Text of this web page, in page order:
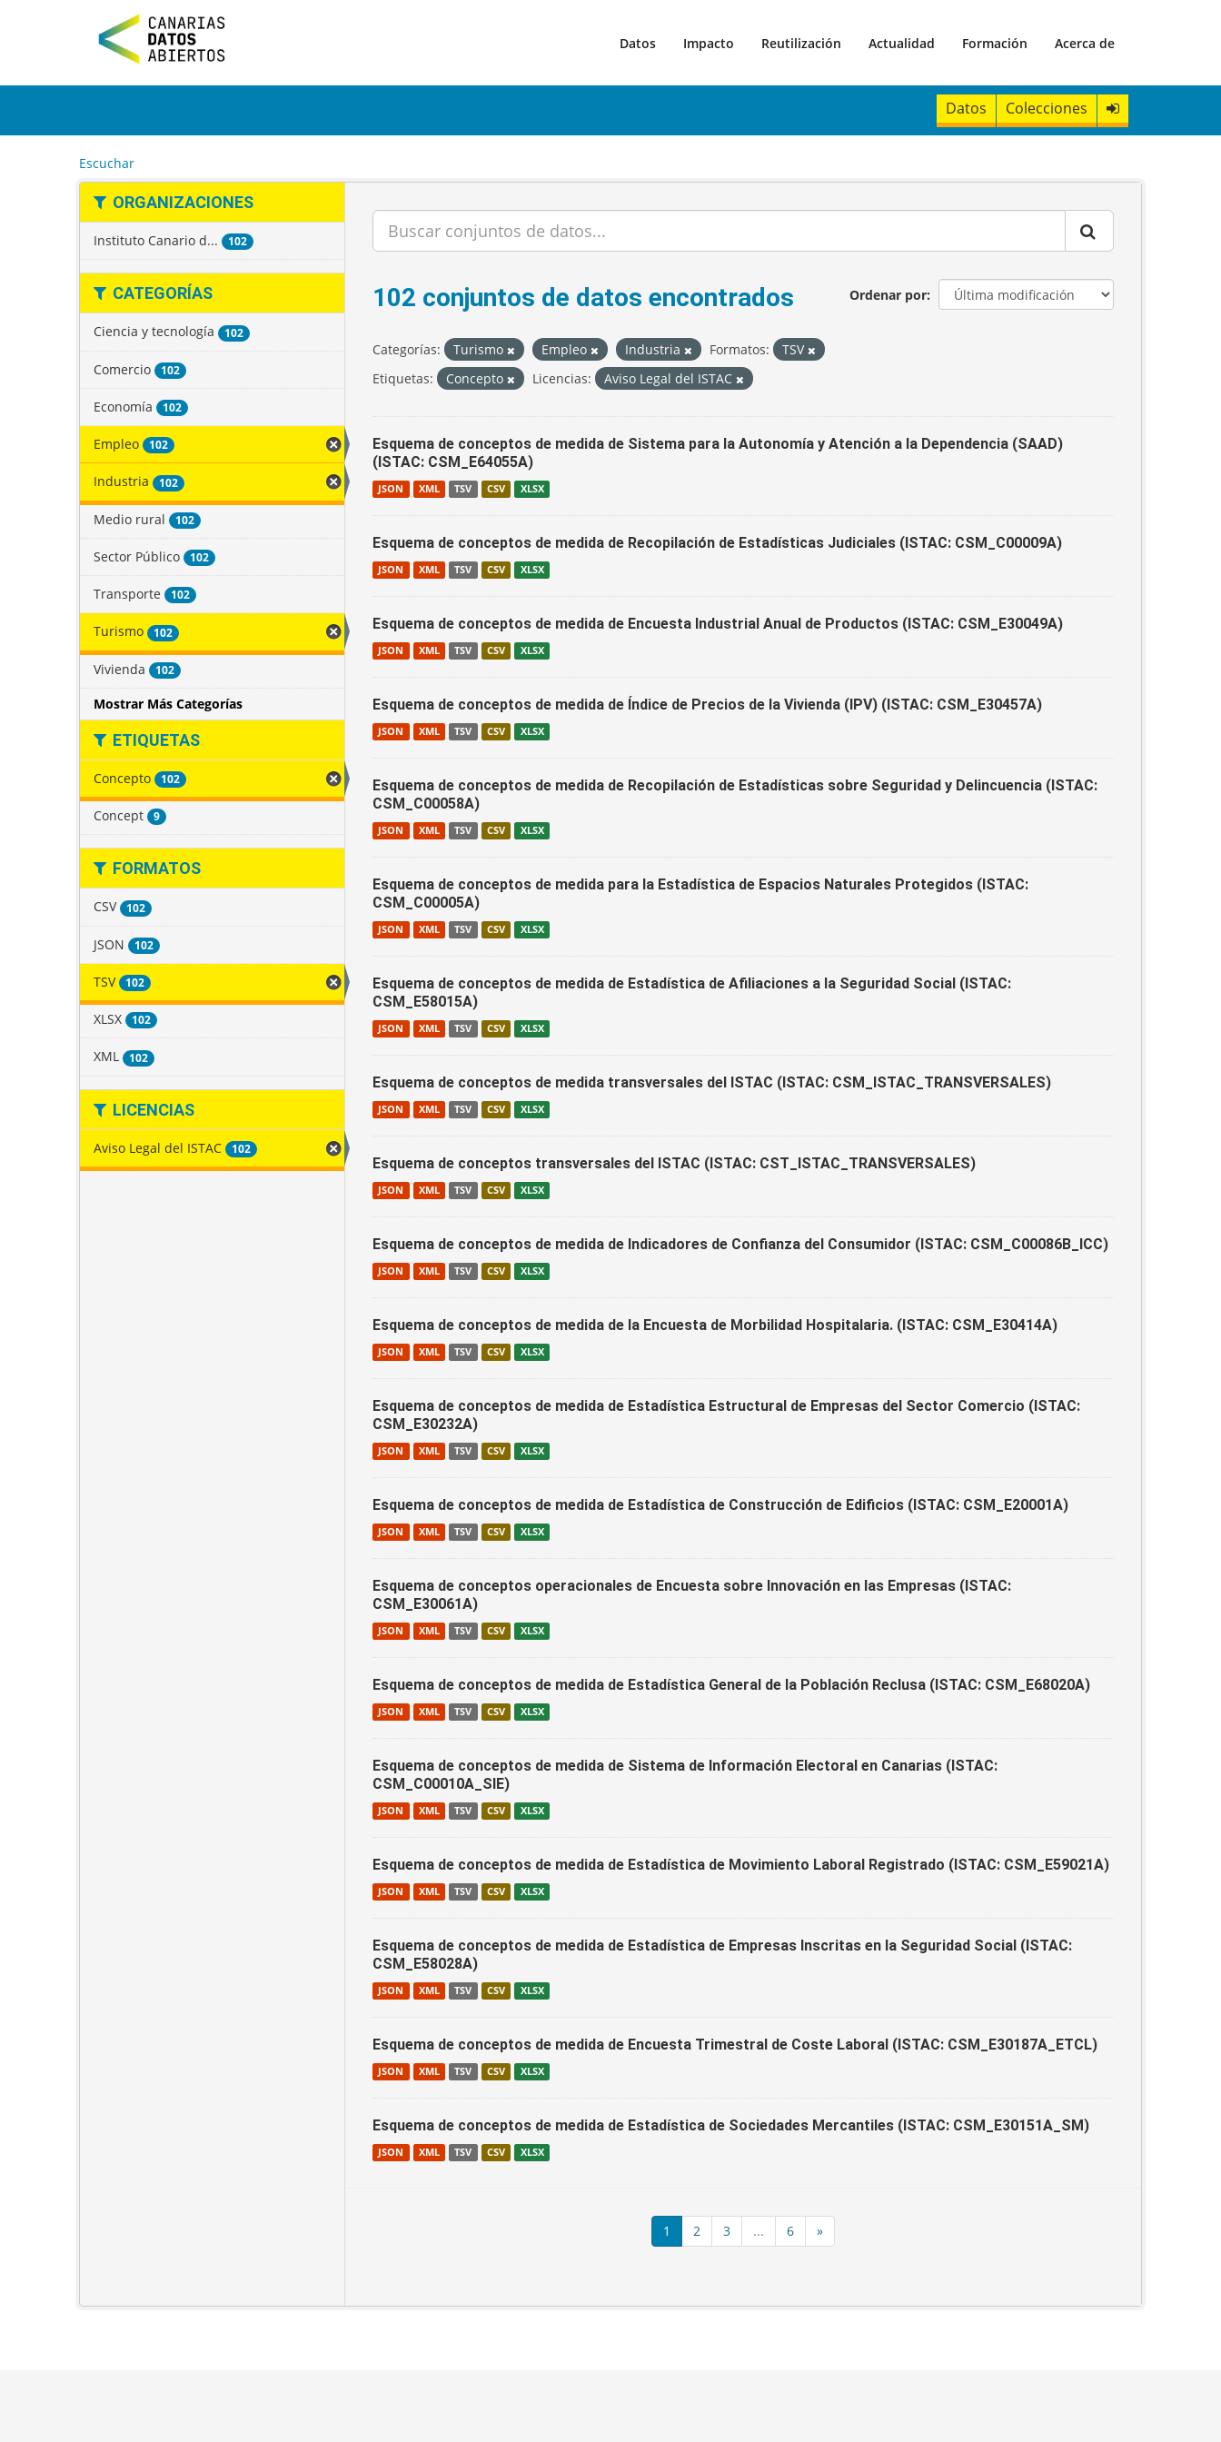
t
Datos Impacto Reutilización Actualidad Formación Acerca de
Datos Colecciones
Escuchar
ORGANIZACIONES
Instituto Canario d... 102
CATEGORÍAS
Ciencia y tecnología 102
Comercio 102
Economía 102
Empleo 102
Industria 102
Medio rural 102
Sector Público 102
Transporte 102
Turismo 102
Vivienda 102
Mostrar Más Categorías
ETIQUETAS
Concepto 102
Concept 9
FORMATOS
CSV 102
JSON 102
TSV 102
XLSX 102
XML 102
LICENCIAS
Aviso Legal del ISTAC 102
Ordenar por
102 conjuntos de datos encontrados
Categorías: Turismo Empleo Industria Formatos:
TSV
Etiquetas:
Concepto Licencias: Aviso Legal del ISTAC
Esquema de conceptos de medida de Sistema para la Autonomía y Atención a la Dependencia (SAAD)
(ISTAC: CSM_E64055A)
JSON XML TSV CSV XLSX
Esquema de conceptos de medida de Recopilación de Estadísticas Judiciales (ISTAC: CSM_C00009A)
JSON XML TSV CSV XLSX
Esquema de conceptos de medida de Encuesta Industrial Anual de Productos (ISTAC: CSM_E30049A)
JSON XML TSV CSV XLSX
Esquema de conceptos de medida de Índice de Precios de la Vivienda (IPV) (ISTAC: CSM_E30457A)
JSON XML TSV CSV XLSX
Esquema de conceptos de medida de Recopilación de Estadísticas sobre Seguridad y Delincuencia (ISTAC:
CSM_C00058A)
JSON XML TSV CSV XLSX
Esquema de conceptos de medida para la Estadística de Espacios Naturales Protegidos (ISTAC:
CSM_C00005A)
JSON XML TSV CSV XLSX
Esquema de conceptos de medida de Estadística de Afiliaciones a la Seguridad Social (ISTAC:
CSM_E58015A)
JSON XML TSV CSV XLSX
Esquema de conceptos de medida transversales del ISTAC (ISTAC: CSM_ISTAC_TRANSVERSALES)
JSON XML TSV CSV XLSX
Esquema de conceptos transversales del ISTAC (ISTAC: CST_ISTAC_TRANSVERSALES)
JSON XML TSV CSV XLSX
Esquema de conceptos de medida de Indicadores de Confianza del Consumidor (ISTAC: CSM_C00086B_ICC)
JSON XML TSV CSV XLSX
Esquema de conceptos de medida de la Encuesta de Morbilidad Hospitalaria. (ISTAC: CSM_E30414A)
JSON XML TSV CSV XLSX
Esquema de conceptos de medida de Estadística Estructural de Empresas del Sector Comercio (ISTAC:
CSM_E30232A)
JSON XML TSV CSV XLSX
Esquema de conceptos de medida de Estadística de Construcción de Edificios (ISTAC: CSM_E20001A)
JSON XML TSV CSV XLSX
Esquema de conceptos operacionales de Encuesta sobre Innovación en las Empresas (ISTAC:
CSM_E30061A)
JSON XML TSV CSV XLSX
Esquema de conceptos de medida de Estadística General de la Población Reclusa (ISTAC: CSM_E68020A)
JSON XML TSV CSV XLSX
Esquema de conceptos de medida de Sistema de Información Electoral en Canarias (ISTAC:
CSM_C00010A_SIE)
JSON XML TSV CSV XLSX
Esquema de conceptos de medida de Estadística de Movimiento Laboral Registrado (ISTAC: CSM_E59021A)
JSON XML TSV CSV XLSX
Esquema de conceptos de medida de Estadística de Empresas Inscritas en la Seguridad Social (ISTAC:
CSM_E58028A)
JSON XML TSV CSV XLSX
Esquema de conceptos de medida de Encuesta Trimestral de Coste Laboral (ISTAC: CSM_E30187A_ETCL)
JSON XML TSV CSV XLSX
Esquema de conceptos de medida de Estadística de Sociedades Mercantiles (ISTAC: CSM_E30151A_SM)
JSON XML TSV CSV XLSX
1 2 3 ... 6 »